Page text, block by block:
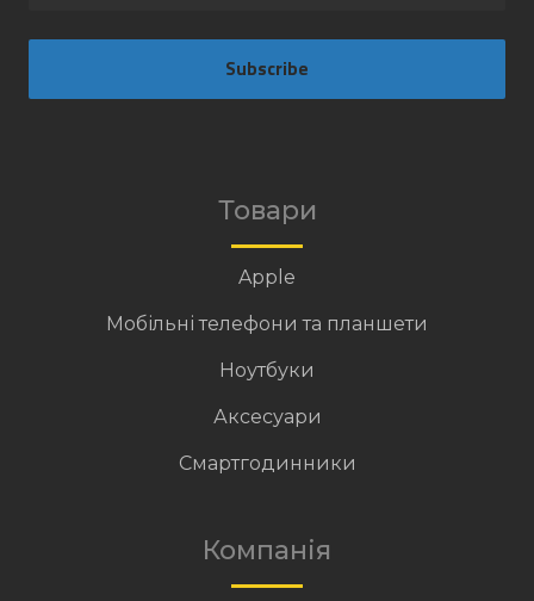
Subscribe
Товари
Apple
Мобільні телефони та планшети
Ноутбуки
Аксесуари
Смартгодинники
Компанія